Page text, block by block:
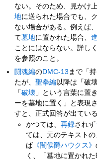
ない。そのため、見かけ
地に送られた場合でも、
ない場合がある。例えば、
て墓地に置かれた場合、
ことにはならない。詳し
を参照のこと。
闘魂編のDMC-13 まで「
たが、聖拳編以降は「破
「破壊 」という言葉に置
ーを墓地に置く」と表現
すと、正式回答が出ている
かつては、再録されず
ては、元のテキスト
ば《闇侯爵ハウクス》
く、「墓地に置かれ